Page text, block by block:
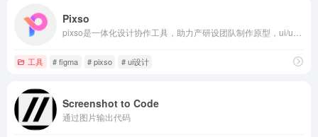
Pixso
工具 # figma # pixso # ui设计
Screenshot to Code
通过图片输出代码